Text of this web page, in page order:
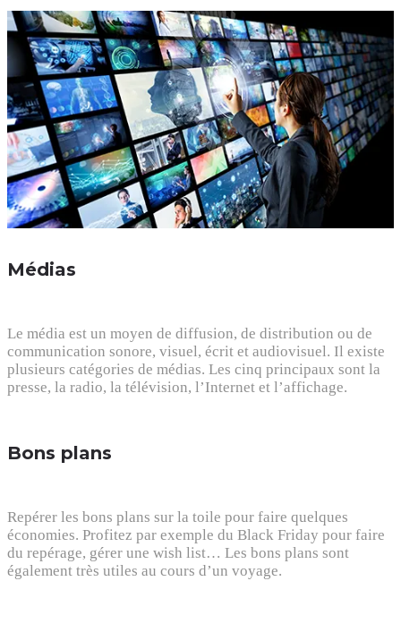
Médias
Le média est un moyen de diffusion, de distribution ou de
communication sonore, visuel, écrit et audiovisuel. Il existe
plusieurs catégories de médias. Les cinq principaux sont la
presse, la radio, la télévision, l’Internet et l’affichage.
Bons plans
Repérer les bons plans sur la toile pour faire quelques
économies. Profitez par exemple du Black Friday pour faire
du repérage, gérer une wish list… Les bons plans sont
également très utiles au cours d’un voyage.